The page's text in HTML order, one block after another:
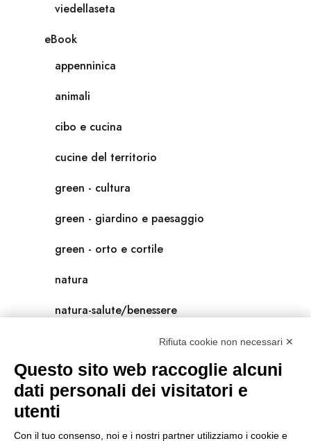
viedellaseta
eBook
appenninica
animali
cibo e cucina
cucine del territorio
green - cultura
green - giardino e paesaggio
green - orto e cortile
natura
natura-salute/benessere
scienza
universolocale
viedellaseta
Rifiuta cookie non necessari ✕
Questo sito web raccoglie alcuni
dati personali dei visitatori e
utenti
Con il tuo consenso, noi e i nostri partner utilizziamo i cookie e